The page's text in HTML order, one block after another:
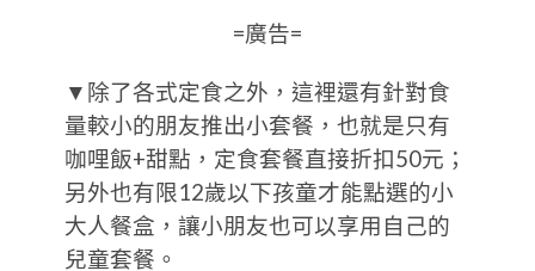
=廣告=
▼除了各式定食之外，這裡還有針對食
量較小的朋友推出小套餐，也就是只有
咖哩飯+甜點，定食套餐直接折扣50元；
另外也有限12歲以下孩童才能點選的小
大人餐盒，讓小朋友也可以享用自己的
兒童套餐。